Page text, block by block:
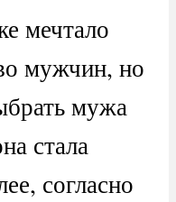
мечтало
мужчин, но
мужа
стала
согласно